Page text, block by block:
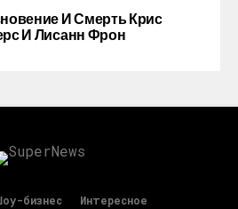
И Смерть Крис
И Лисанн Фрон
бизнес
Интересное